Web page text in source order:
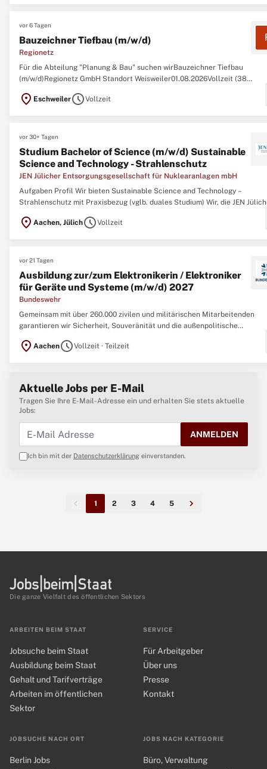
vor 6 Tagen
Bauzeichner Tiefbau (m/w/d)
Regionetz
Für die Abteilung "Planung & Bau" suchen wirBauzeichner Tiefbau
(m/w/d)Regionetz GmbH Standort Weisweiler01.08.2026Vollzeit (38
Zeichnungen und Plänen im Tiefbau (z. B. Straßen-, Kanal- und
location_on EschweilerscheduleVollzeit
vor 30+ Tagen
Studium Bachelor of Science (m/w/d) Sustainable
Science and Technology - Strahlenschutz
JEN Jülicher Entsorgungsgesellschaft für Nuklearanlagen mbH
Aufgaben Profil Wir bieten Sustainable Science and Technology –
Strahlenschutz mit Praxisbezug (vglb. duales Studium) Wir, die JEN
verantwortungsvolle Aufgabe: den Rückbau von Forschungsreaktoren
location_on Aachen, JülichscheduleVollzeit
vor 21 Tagen
Ausbildung zur/zum Elektronikerin / Elektroniker
für Geräte und Systeme (m/w/d) 2027
Bundeswehr
Gemeinsam mit über 260.000 zivilen und militärischen Mitarbeitenden
garantieren wir Sicherheit, Souveränität und die außenpolitische
bei Naturkatastrophen und Unglücksfällen im Inland. Einsatz zeigen.
location_on AachenscheduleVollzeit · Teilzeit
Aktuelle Jobs per E-Mail
Tragen Sie Ihre E-Mail-Adresse ein und erhalten Sie stets aktuelle
Jobs:
ANMELDEN
Ich bin mit der Datenschutzerklärung einverstanden.
1 2 3 4 5
Die ganze Vielfalt des öffentlichen Sektors
ARBEITEN BEIM STAAT
Jobsuche beim Staat
Ausbildung beim Staat
Gehalt und Tarifverträge
Arbeiten im öffentlichen
Sektor
JOBSUCHE NACH ORT
Berlin Jobs
JOBS NACH KATEGORIE
Büro, Verwaltung
SERVICE
Für Arbeitgeber
Über uns
Presse
Kontakt